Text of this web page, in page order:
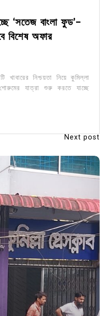
‘সতেজ বাংলা ফুড’-
বিশেষ অফার
নিশ্চয়তা নিয়ে কুমিল্লা
শোরুমের যাত্রা শুরু করতে যাচ্ছে
Next post